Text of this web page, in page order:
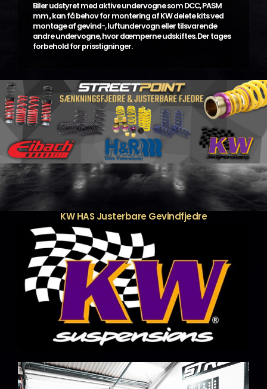
Biler udstyret med aktive undervogne som DCC, PASM
mm., kan få behov for montering af KW delete kits ved
montage af gevind-, luftundervogn eller tilsvarende
andre undervogne, hvor dæmperne udskiftes. Der tages
forbehold for prisstigninger.
KW HAS Justerbare Gevindfjedre